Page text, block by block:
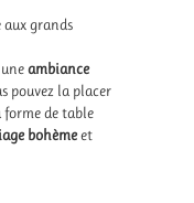
aux grands
uneambiance
pouvez la placer
forme de table
bohèmeet